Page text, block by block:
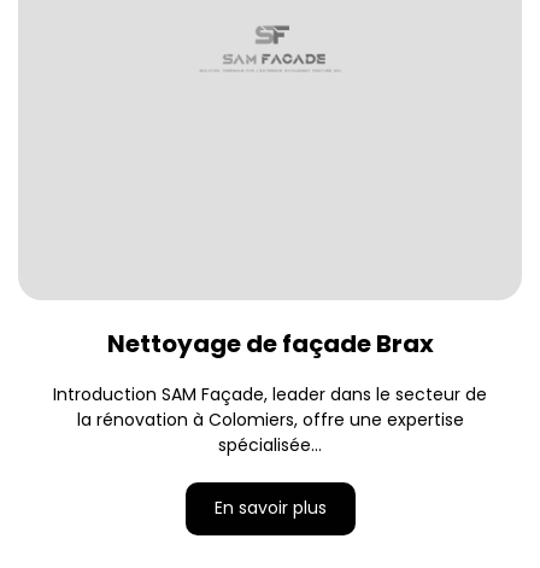
Nettoyage de façade Brax
Introduction SAM Façade, leader dans le secteur de
la rénovation à Colomiers, offre une expertise
spécialisée...
En savoir plus